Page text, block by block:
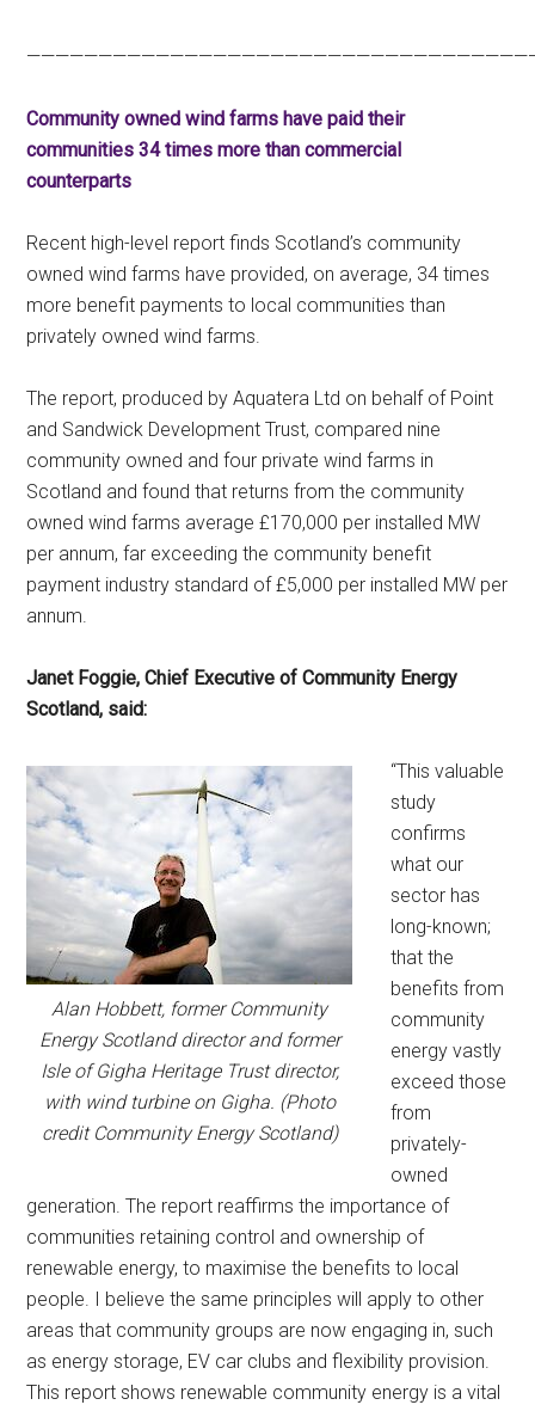
Community owned wind farms have paid their
communities 34 times more than commercial
counterparts
Recent high-level report finds Scotland’s community
owned wind farms have provided, on average, 34 times
more benefit payments to local communities than
privately owned wind farms.
The report, produced by Aquatera Ltd on behalf of Point
and Sandwick Development Trust, compared nine
community owned and four private wind farms in
Scotland and found that returns from the community
owned wind farms average £170,000 per installed MW
per annum, far exceeding the community benefit
payment industry standard of £5,000 per installed MW per
annum.
Janet Foggie, Chief Executive of Community Energy
Scotland, said:
Alan Hobbett, former Community
Energy Scotland director and former
Isle of Gigha Heritage Trust director,
with wind turbine on Gigha. (Photo
credit Community Energy Scotland)
“This valuable
study
confirms
what our
sector has
long-known;
that the
benefits from
community
energy vastly
exceed those
from
privately-
owned
generation. The report reaffirms the importance of
communities retaining control and ownership of
renewable energy, to maximise the benefits to local
people. I believe the same principles will apply to other
areas that community groups are now engaging in, such
as energy storage, EV car clubs and flexibility provision.
This report shows renewable community energy is a vital